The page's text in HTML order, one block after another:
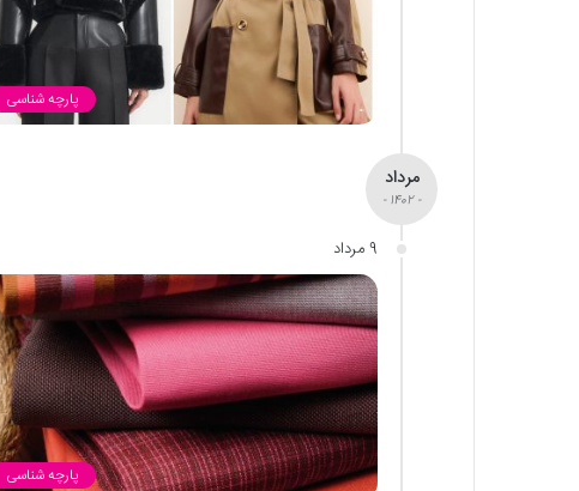
پارچه شناسی
مرداد
- 1402 -
9 مرداد
پارچه شناسی